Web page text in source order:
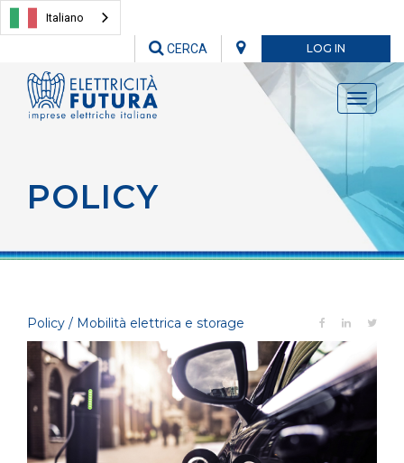
Italiano
LOG IN
CERCA
Toggle
POLICY
Policy / Mobilità elettrica e storage